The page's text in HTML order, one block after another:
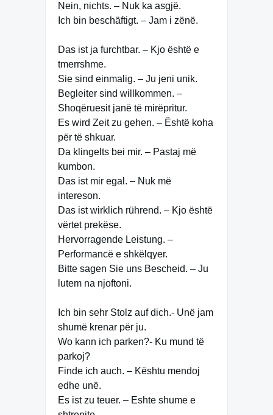
Nein, nichts. – Nuk ka asgjë.
Ich bin beschäftigt. – Jam i zënë.
Das ist ja furchtbar. – Kjo është e
tmerrshme.
Sie sind einmalig. – Ju jeni unik.
Begleiter sind willkommen. –
Shoqëruesit janë të mirëpritur.
Es wird Zeit zu gehen. – Është koha
për të shkuar.
Da klingelts bei mir. – Pastaj më
kumbon.
Das ist mir egal. – Nuk më
intereson.
Das ist wirklich rührend. – Kjo është
vërtet prekëse.
Hervorragende Leistung. –
Performancë e shkëlqyer.
Bitte sagen Sie uns Bescheid. – Ju
lutem na njoftoni.
Ich bin sehr Stolz auf dich.- Unë jam
shumë krenar për ju.
Wo kann ich parken?- Ku mund të
parkoj?
Finde ich auch. – Kështu mendoj
edhe unë.
Es ist zu teuer. – Eshte shume e